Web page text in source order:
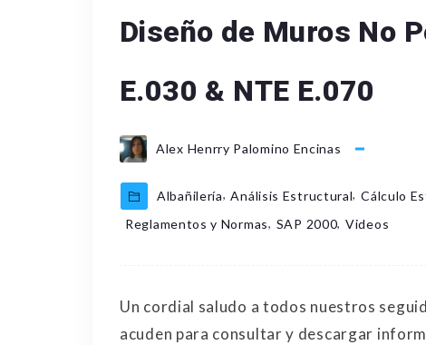
Diseño de Muros No
E.030 & NTE E.070
Alex Henrry Palomino Encinas
Albañilería, Análisis Estructural, Cálculo
Reglamentos y Normas, SAP 2000, Videos
Un cordial saludo a todos nuestros
acuden para consultar y descargar